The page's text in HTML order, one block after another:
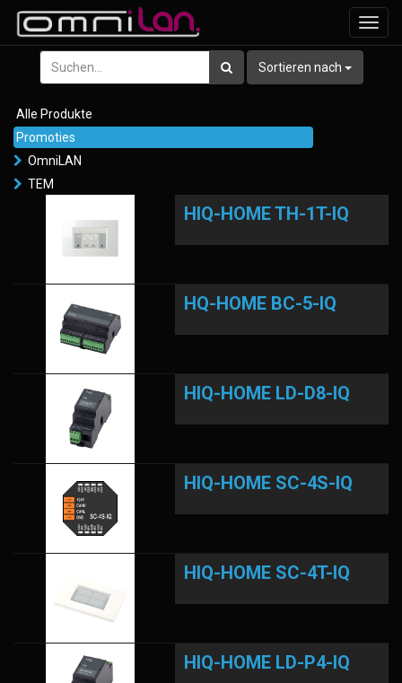
ein-/
Sortieren nach
Alle Produkte
Promoties
OmniLAN
TEM
HIQ-HOME TH-1T-IQ
HQ-HOME BC-5-IQ
HIQ-HOME LD-D8-IQ
HIQ-HOME SC-4S-IQ
HIQ-HOME SC-4T-IQ
HIQ-HOME LD-P4-IQ